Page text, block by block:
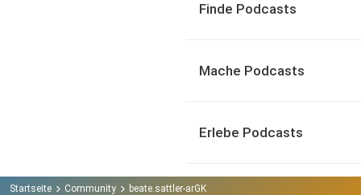
Finde Podcasts
Mache Podcasts
Erlebe Podcasts
Startseite Community beate.sattler-arGK